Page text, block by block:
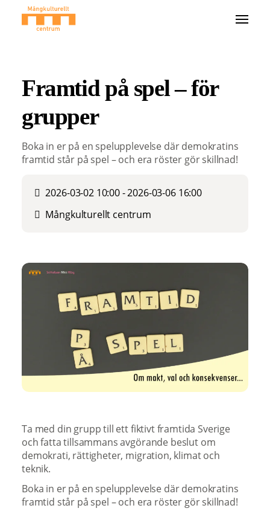
Framtid på spel – för
grupper
Boka in er på en spelupplevelse där demokratins
framtid står på spel – och era röster gör skillnad!
2026-03-02 10:00 - 2026-03-06 16:00
Mångkulturellt centrum
Ta med din grupp till ett fiktivt framtida Sverige
och fatta tillsammans avgörande beslut om
demokrati, rättigheter, migration, klimat och
teknik.
Boka in er på en spelupplevelse där demokratins
framtid står på spel – och era röster gör skillnad!